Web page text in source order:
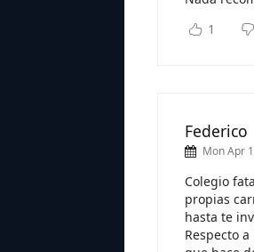
1
Federico
Mon Apr
Colegio
propias
hasta te
Respecto